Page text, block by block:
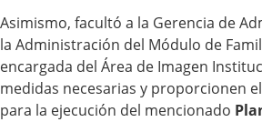
Asimismo, facultó a la Gerencia de
la Administración del Módulo de
encargada del Área de Imagen
medidas necesarias y proporcionen
para la ejecución del mencionado